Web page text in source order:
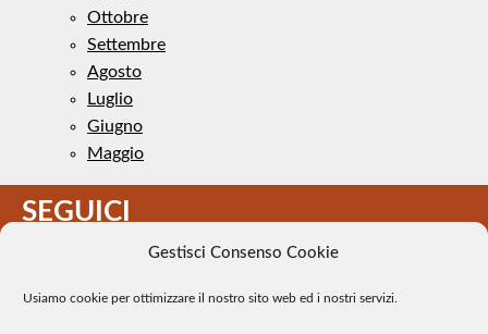
Gestisci Consenso Cookie
Usiamo cookie per ottimizzare il nostro sito web ed i nostri servizi.
Ottobre
Settembre
Agosto
Luglio
Giugno
Maggio
SEGUICI